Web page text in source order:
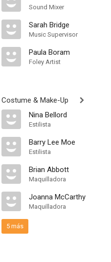
Sound Mixer
Sarah Bridge
Music Supervisor
Paula Boram
Foley Artist
Costume & Make-Up
Nina Bellord
Estilista
Barry Lee Moe
Estilista
Brian Abbott
Maquilladora
Joanna McCarthy
Maquilladora
5 más